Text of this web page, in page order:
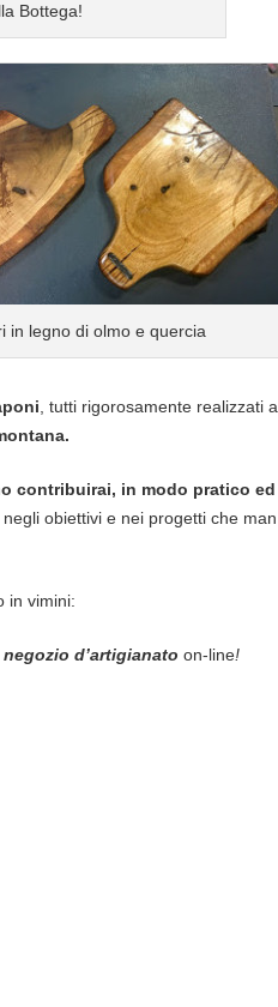
Bottega!
in legno di olmo e quercia
, tutti rigorosamente realizzati a
contribuirai, in modo pratico ed
, negli obiettivi e nei progetti che man
in vimini:
negozio d’artigianato on-line!